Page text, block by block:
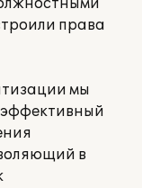
права
мы
в